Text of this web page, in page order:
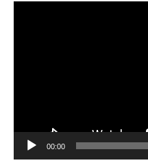
00:00